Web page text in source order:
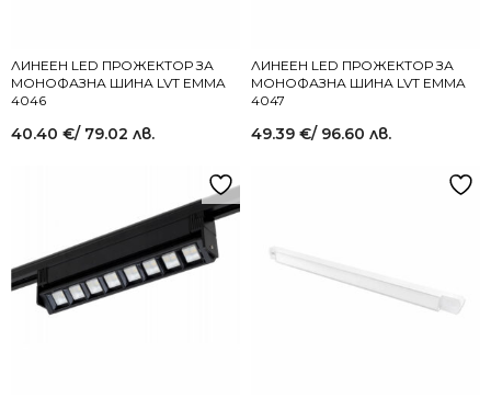
ЛИНЕЕН LED ПРОЖЕКТОР ЗА
МОНОФАЗНА ШИНА LVT EMMA
4046
40.40 €/ 79.02 лв.
ЛИНЕЕН LED ПРОЖЕКТОР ЗА
МОНОФАЗНА ШИНА LVT EMMA
4047
49.39 €/ 96.60 лв.